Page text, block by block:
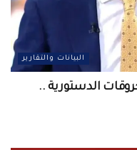
البيانات والتقارير
الدستورية ..